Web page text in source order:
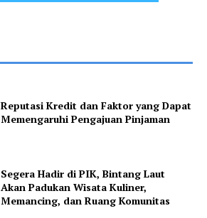
Reputasi Kredit dan Faktor yang Dapat
Memengaruhi Pengajuan Pinjaman
Segera Hadir di PIK, Bintang Laut
Akan Padukan Wisata Kuliner,
Memancing, dan Ruang Komunitas